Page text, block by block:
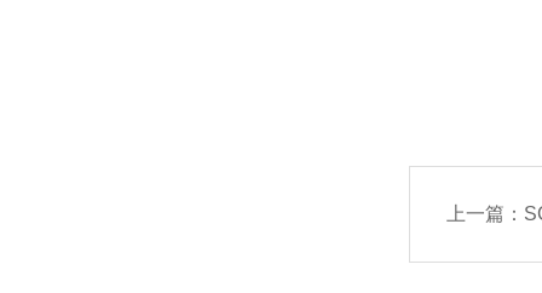
上一篇：